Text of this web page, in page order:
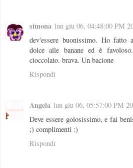
simona lun giu 06, 04:48:00 PM
dev'essere buonissimo. Ho fatto
dolce alle banane ed è
cioccolato. brava. Un bacione
Rispondi
Angela lun giu 06, 05:57:00 PM
Deve essere golosissimo, e fai
;) complimenti :)
Rispondi